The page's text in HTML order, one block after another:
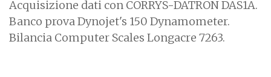
Acquisizione dati con CORRYS-DATRON DAS1A.
Banco prova Dynojet's 150 Dynamometer.
Bilancia Computer Scales Longacre 7263.